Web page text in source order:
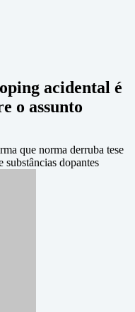
acidental é
o assunto
que norma derruba tese
substâncias dopantes